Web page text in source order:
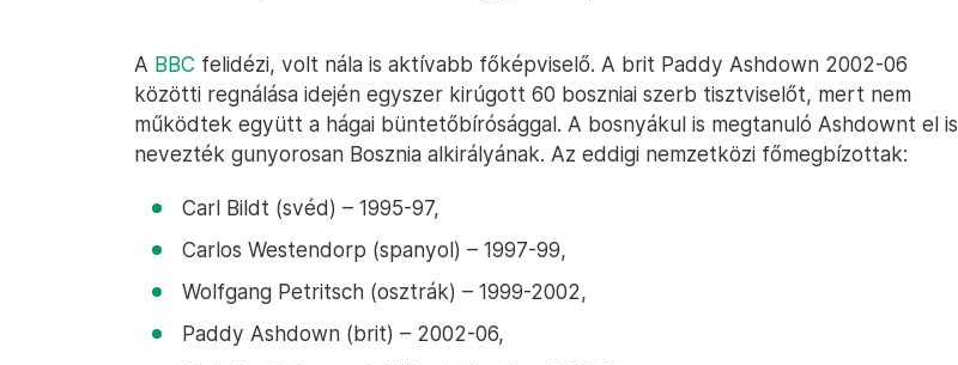
A BBC felidézi, volt nála is aktívabb főképviselő. A brit Paddy Ashdown 2002-06
közötti regnálása idején egyszer kirúgott 60 boszniai szerb tisztviselőt, mert nem
működtek együtt a hágai büntetőbírósággal. A bosnyákul is megtanuló Ashdownt el is
nevezték gunyorosan Bosznia alkirályának. Az eddigi nemzetközi főmegbízottak:
Carl Bildt (svéd) – 1995-97,
Carlos Westendorp (spanyol) – 1997-99,
Wolfgang Petritsch (osztrák) – 1999-2002,
Paddy Ashdown (brit) – 2002-06,